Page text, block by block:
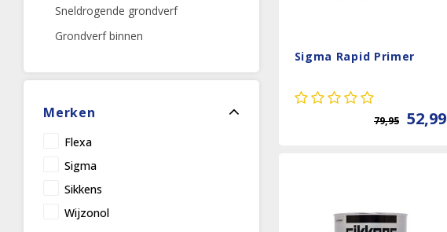
Sneldrogende grondverf
Grondverf binnen
Merken
Flexa
Sigma
Sikkens
Wijzonol
Sigma Rapid Primer
79,95 52,99